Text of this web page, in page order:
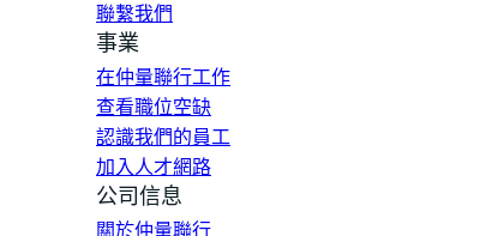
聯繫我們
事業
在仲量聯行工作
查看職位空缺
認識我們的員工
加入人才網路
公司信息